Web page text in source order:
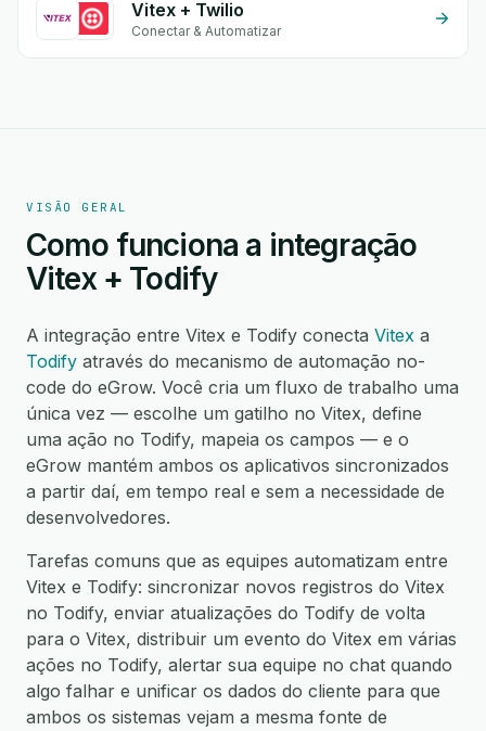
Vitex + Twilio
Conectar & Automatizar
VISÃO GERAL
Como funciona a integração
Vitex + Todify
A integração entre Vitex e Todify conecta Vitex a
Todify através do mecanismo de automação no-
code do eGrow. Você cria um fluxo de trabalho uma
única vez — escolhe um gatilho no Vitex, define
uma ação no Todify, mapeia os campos — e o
eGrow mantém ambos os aplicativos sincronizados
a partir daí, em tempo real e sem a necessidade de
desenvolvedores.
Tarefas comuns que as equipes automatizam entre
Vitex e Todify: sincronizar novos registros do Vitex
no Todify, enviar atualizações do Todify de volta
para o Vitex, distribuir um evento do Vitex em várias
ações no Todify, alertar sua equipe no chat quando
algo falhar e unificar os dados do cliente para que
ambos os sistemas vejam a mesma fonte de